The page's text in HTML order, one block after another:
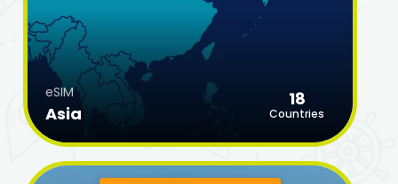
eSIM
Asia
18